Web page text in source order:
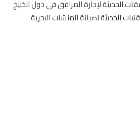
الحديثة لإدارة المرافق في دول الخليج
الحديثة لصيانة المنشآت البحرية